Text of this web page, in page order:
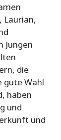
Laurian,
Jungen
die
gute Wahl
haben
und
und